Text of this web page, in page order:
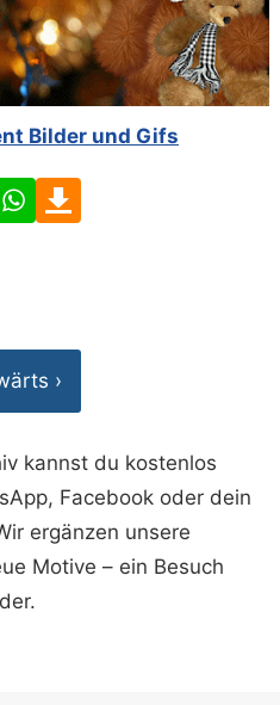
Bilder und Gifs
FacebookWhatsApp
›
kannst du kostenlos
Facebook oder dein
ergänzen unsere
Motive – ein Besuch